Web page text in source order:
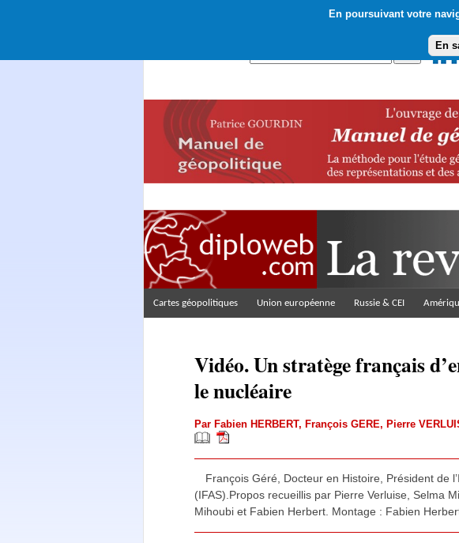
En poursuivant votre
En
Cartes géopolitiques Union européenne Russie & CEI
Vidéo. Un stratège français
le nucléaire
Par Fabien HERBERT, François GERE, Pierre
François Géré, Docteur en Histoire, Président de
(IFAS).Propos recueillis par Pierre Verluise, Selma
Mihoubi et Fabien Herbert. Montage : Fabien